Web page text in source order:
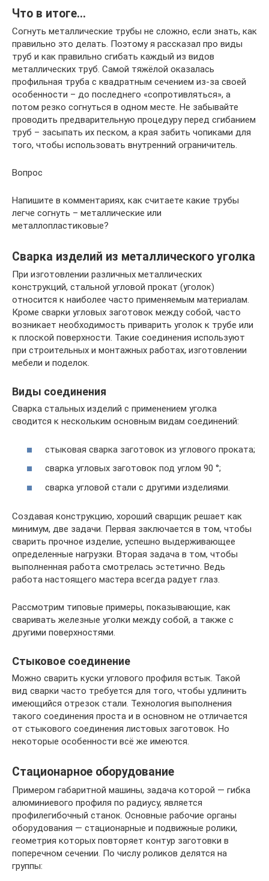
Что в итоге…
Согнуть металлические трубы не сложно, если знать, как
правильно это делать. Поэтому я рассказал про виды
труб и как правильно сгибать каждый из видов
металлических труб. Самой тяжёлой оказалась
профильная труба с квадратным сечением из-за своей
особенности – до последнего «сопротивляться», а
потом резко согнуться в одном месте. Не забывайте
проводить предварительную процедуру перед сгибанием
труб – засыпать их песком, а края забить чопиками для
того, чтобы использовать внутренний ограничитель.
Вопрос
Напишите в комментариях, как считаете какие трубы
легче согнуть – металлические или
металлопластиковые?
Сварка изделий из металлического уголка
При изготовлении различных металлических
конструкций, стальной угловой прокат (уголок)
относится к наиболее часто применяемым материалам.
Кроме сварки угловых заготовок между собой, часто
возникает необходимость приварить уголок к трубе или
к плоской поверхности. Такие соединения используют
при строительных и монтажных работах, изготовлении
мебели и поделок.
Виды соединения
Сварка стальных изделий с применением уголка
сводится к нескольким основным видам соединений:
стыковая сварка заготовок из углового проката;
сварка угловых заготовок под углом 90 °;
сварка угловой стали с другими изделиями.
Создавая конструкцию, хороший сварщик решает как
минимум, две задачи. Первая заключается в том, чтобы
сварить прочное изделие, успешно выдерживающее
определенные нагрузки. Вторая задача в том, чтобы
выполненная работа смотрелась эстетично. Ведь
работа настоящего мастера всегда радует глаз.
Рассмотрим типовые примеры, показывающие, как
сваривать железные уголки между собой, а также с
другими поверхностями.
Стыковое соединение
Можно сварить куски углового профиля встык. Такой
вид сварки часто требуется для того, чтобы удлинить
имеющийся отрезок стали. Технология выполнения
такого соединения проста и в основном не отличается
от стыкового соединения листовых заготовок. Но
некоторые особенности всё же имеются.
Стационарное оборудование
Примером габаритной машины, задача которой — гибка
алюминиевого профиля по радиусу, является
профилегибочный станок. Основные рабочие органы
оборудования — стационарные и подвижные ролики,
геометрия которых повторяет контур заготовки в
поперечном сечении. По числу роликов делятся на
группы: